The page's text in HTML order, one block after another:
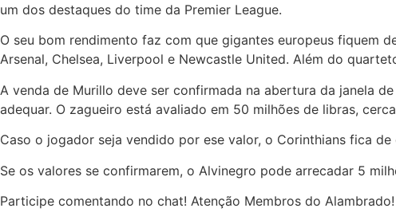
um dos destaques do time da Premier League.
O seu bom rendimento faz com que gigantes europeus fiquem
Arsenal, Chelsea, Liverpool e Newcastle United. Além do
A venda de Murillo deve ser confirmada na abertura da janela
adequar. O zagueiro está avaliado em 50 milhões de libras,
Caso o jogador seja vendido por ese valor, o Corinthians fica
Se os valores se confirmarem, o Alvinegro pode arrecadar 5
Participe comentando no chat! Atenção Membros do